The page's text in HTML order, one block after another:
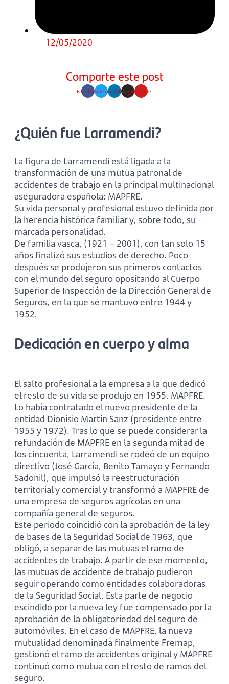
12/05/2020
Comparte este post
FacebookTwitterLinkedinInstagramYoutube
¿Quién fue Larramendi?
La figura de Larramendi está ligada a la
transformación de una mutua patronal de
accidentes de trabajo en la principal multinacional
aseguradora española: MAPFRE.
Su vida personal y profesional estuvo definida por
la herencia histórica familiar y, sobre todo, su
marcada personalidad.
De familia vasca, (1921 – 2001), con tan solo 15
años finalizó sus estudios de derecho. Poco
después se produjeron sus primeros contactos
con el mundo del seguro opositando al Cuerpo
Superior de Inspección de la Dirección General de
Seguros, en la que se mantuvo entre 1944 y
1952.
Dedicación en cuerpo y alma
El salto profesional a la empresa a la que dedicó
el resto de su vida se produjo en 1955. MAPFRE.
Lo había contratado el nuevo presidente de la
entidad Dionisio Martín Sanz (presidente entre
1955 y 1972). Tras lo que se puede considerar la
refundación de MAPFRE en la segunda mitad de
los cincuenta, Larramendi se rodeó de un equipo
directivo (José García, Benito Tamayo y Fernando
Sadonil), que impulsó la reestructuración
territorial y comercial y transformó a MAPFRE de
una empresa de seguros agrícolas en una
compañía general de seguros.
Este periodo coincidió con la aprobación de la ley
de bases de la Seguridad Social de 1963, que
obligó, a separar de las mutuas el ramo de
accidentes de trabajo. A partir de ese momento,
las mutuas de accidente de trabajo pudieron
seguir operando como entidades colaboradoras
de la Seguridad Social. Esta parte de negocio
escindido por la nueva ley fue compensado por la
aprobación de la obligatoriedad del seguro de
automóviles. En el caso de MAPFRE, la nueva
mutualidad denominada finalmente Fremap,
gestionó el ramo de accidentes original y MAPFRE
continuó como mutua con el resto de ramos del
seguro.